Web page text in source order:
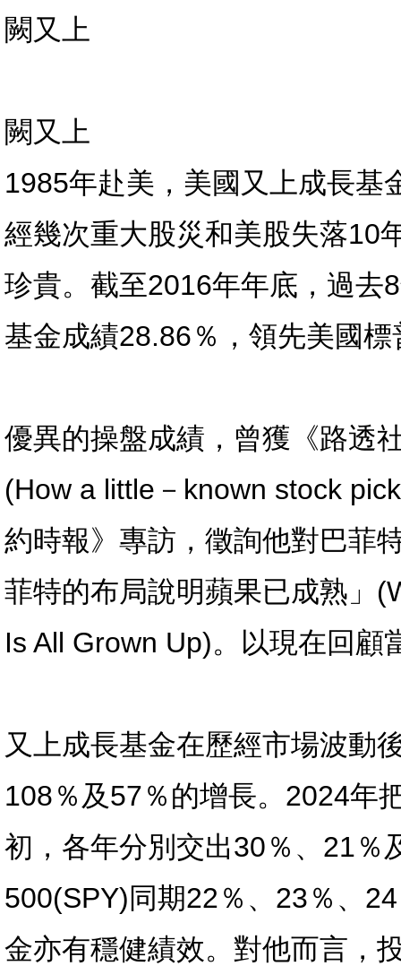
闕又上
闕又上
1985年赴美，美國又上成長基
經幾次重大股災和美股失落10
珍貴。截至2016年年底，過去
基金成績28.86％，領先美國
優異的操盤成績，曾獲《路透
(How a little－known stock
約時報》專訪，徵詢他對巴菲
菲特的布局說明蘋果已成熟」
Is All Grown Up)。以現在回顧
又上成長基金在歷經市場波動
108％及57％的增長。2024年
初，各年分別交出30％、21％
500(SPY)同期22％、23％、
金亦有穩健績效。對他而言，